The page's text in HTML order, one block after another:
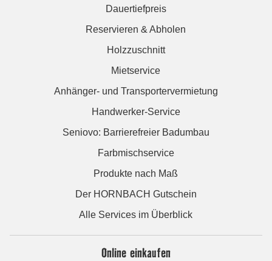
Dauertiefpreis
Reservieren & Abholen
Holzzuschnitt
Mietservice
Anhänger- und Transportervermietung
Handwerker-Service
Seniovo: Barrierefreier Badumbau
Farbmischservice
Produkte nach Maß
Der HORNBACH Gutschein
Alle Services im Überblick
Online einkaufen